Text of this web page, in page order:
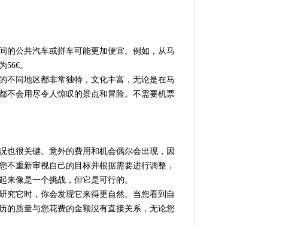
的公共汽车或拼车可能更加便宜。例如，从马
56€。
不同地区都非常独特，文化丰富，无论是在马
不会用尽令人惊叹的景点和冒险。不需要机票
也很关键。意外的费用和机会偶尔会出现，因
不重新审视自己的目标并根据需要进行调整，
来像是一个挑战，但它是可行的。
究它时，你会发现它来得更自然。当您看到自
的质量与您花费的金额没有直接关系，无论您